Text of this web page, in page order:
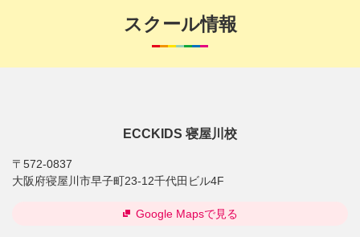
スクール情報
ECCKIDS 寝屋川校
〒572-0837
大阪府寝屋川市早子町23-12千代田ビル4F
Google Mapsで見る